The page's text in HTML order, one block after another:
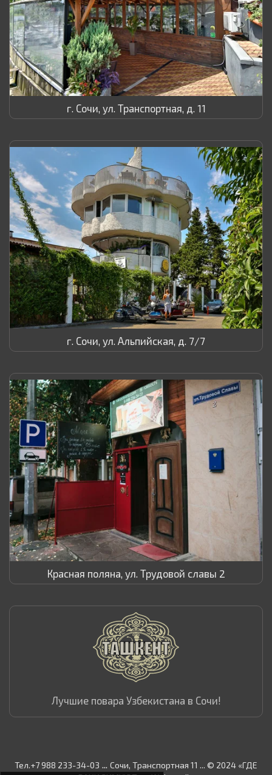
г. Сочи, ул. Транспортная, д. 11
г. Сочи, ул. Альпийская, д. 7/7
Красная поляна, ул. Трудовой славы 2
Лучшие повара Узбекистана в Сочи!
Тел.+7 988 233-34-03 ... Сочи, Транспортная 11 ... © 2024 «ГДЕ